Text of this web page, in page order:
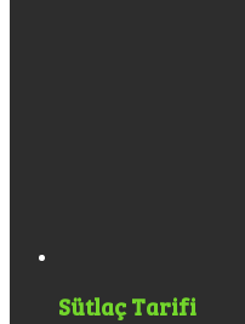
Sütlaç Tarifi